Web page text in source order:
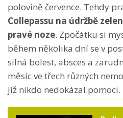
polovině července. Tehdy
Collepassu na údržbě
pravé noze. Zpočátku si
během několika dní se v
silná bolest, absces a
měsíc ve třech různých
již nikdo nedokázal pomoci.